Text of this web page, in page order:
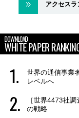
アクセス
DOWNLOAD
WHITE PAPER
世界の通信事業
レベルへ
［世界4473社
の戦略